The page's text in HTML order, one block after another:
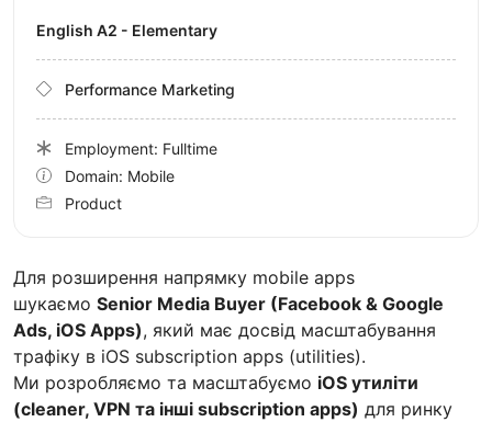
Для розширення напрямку mobile apps
шукаємо Senior Media Buyer (Facebook & Google
Ads, iOS Apps), який має досвід масштабування
трафіку в iOS subscription apps (utilities).
Ми розробляємо та масштабуємо iOS утиліти
(cleaner, VPN та інші subscription apps) для ринку
English A2 - Elementary
Performance Marketing
Employment: Fulltime
Domain: Mobile
Product